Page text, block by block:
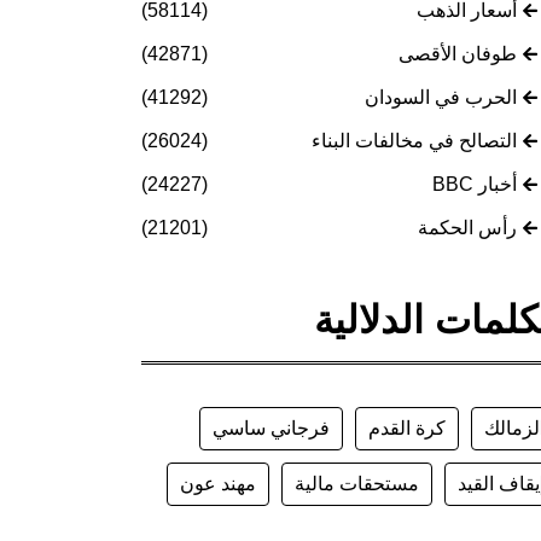
أسعار الذهب (58114)
طوفان الأقصى (42871)
الحرب في السودان (41292)
التصالح في مخالفات البناء (26024)
أخبار BBC (24227)
رأس الحكمة (21201)
الدلالية
الزمالك كرة القدم فرجاني ساسي
إيقاف القيد مستحقات مالية مهند عون